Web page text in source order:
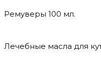
Ремуверы 100 мл.
Лечебные масла для